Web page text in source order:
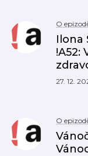
O
Ilona
!A52:
27. 12.
O